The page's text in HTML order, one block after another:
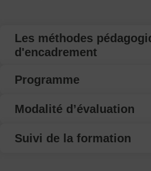
Les méthodes
d'encadrement
Programme
Modalité d’évaluation
Suivi de la formation